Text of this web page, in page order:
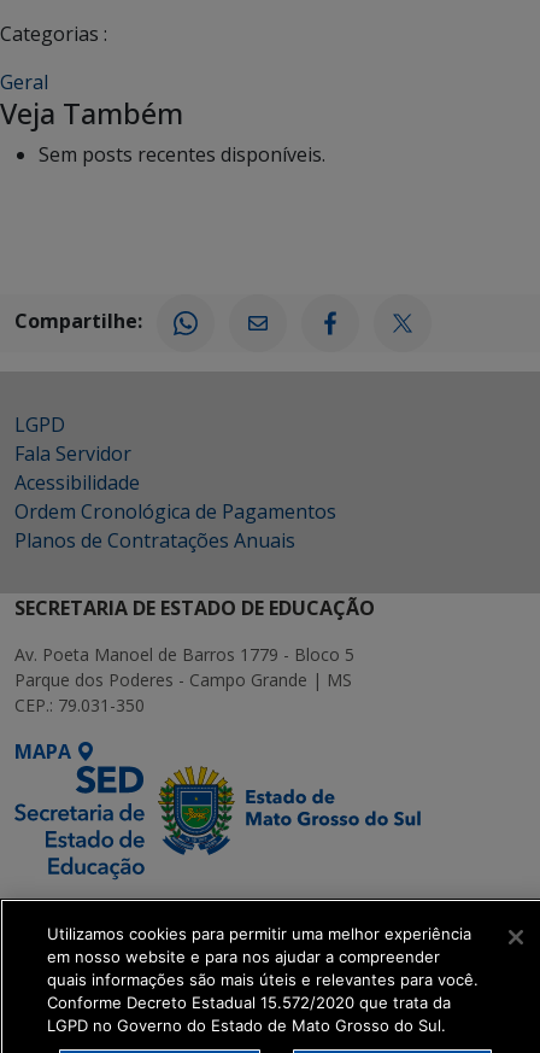
Categorias :
Geral
Veja Também
Sem posts recentes disponíveis.
Compartilhe:
LGPD
Fala Servidor
Acessibilidade
Ordem Cronológica de Pagamentos
Planos de Contratações Anuais
SECRETARIA DE ESTADO DE EDUCAÇÃO
Av. Poeta Manoel de Barros 1779 - Bloco 5
Parque dos Poderes - Campo Grande | MS
CEP.: 79.031-350
MAPA
SETDIG | Secretaria-
Executiva de
Transformação Digital
get_footer();
Utilizamos cookies para permitir uma melhor experiência
em nosso website e para nos ajudar a compreender
quais informações são mais úteis e relevantes para você.
Conforme Decreto Estadual 15.572/2020 que trata da
LGPD no Governo do Estado de Mato Grosso do Sul.